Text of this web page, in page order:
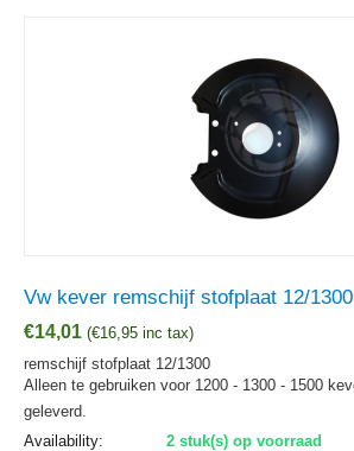
Vw kever remschijf stofplaat 12/1300
€14,01 (€16,95 inc tax)
remschijf stofplaat 12/1300
Alleen te gebruiken voor 1200 - 1300 - 1500
geleverd.
Availability:
2 stuk(s) op voorraad